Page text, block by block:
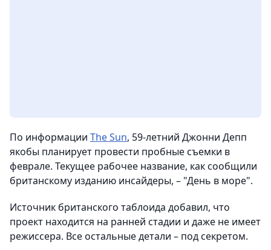
По информации The Sun, 59-летний Джонни Депп
якобы планирует провести пробные съемки в
феврале. Текущее рабочее название, как сообщили
британскому изданию инсайдеры, – "День в море".
Источник британского таблоида добавил, что
проект находится на ранней стадии и даже не имеет
режиссера. Все остальные детали – под секретом.